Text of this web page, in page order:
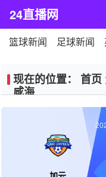
24直播网
篮球新闻 足球新闻
现在的位置： 首页
咸海